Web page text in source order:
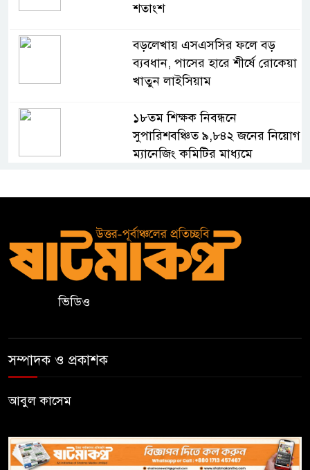
শতাংশ
বড়লেখায় এসএসসির ফলে বড়
ব্যবধান, পাসের হারে শীর্ষে রোকেয়া
খাতুন লাইসিয়াম
১৮তম শিক্ষক নিবন্ধনে
সুপারিশবঞ্চিত ৯,৮৪২ জনের নিয়োগ
ম্যানেজিং কমিটির মাধ্যমে
আজ বিশ্ব অলস দিবস, কাজের ফাঁকে
বিশ্রামের গুরুত্ব মনে করিয়ে দেয় যে
শতাংশের বেশি জিপিএ-৫
মুহিবুর রহমান একাডেমিতে
শতভাগ পাস, জিপিএ-৫ পেয়েছে ১৭
ভিডিও
সম্পাদক ও প্রকাশক
আবুল কাসেম